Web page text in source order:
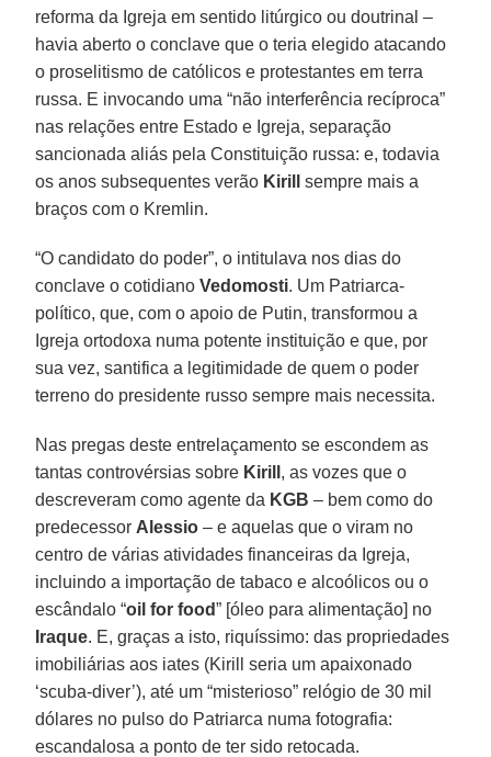
reforma da Igreja em sentido litúrgico ou doutrinal –
havia aberto o conclave que o teria elegido atacando
o proselitismo de católicos e protestantes em terra
russa. E invocando uma “não interferência recíproca”
nas relações entre Estado e Igreja, separação
sancionada aliás pela Constituição russa: e, todavia
os anos subsequentes verão Kirill
sempre mais a
braços com o Kremlin.
“O candidato do poder”, o intitulava nos dias do
conclave o cotidianoVedomosti. Um Patriarca-
político, que, com o apoio de Putin, transformou a
Igreja ortodoxa numa potente instituição e que, por
sua vez, santifica a legitimidade de quem o poder
terreno do presidente russo sempre mais necessita.
Nas pregas deste entrelaçamento se escondem as
tantas controvérsias sobre Kirill , as vozes que o
descreveram como agente da KGB – bem como do
predecessor Alessio – e aquelas que o viram no
centro de várias atividades financeiras da Igreja,
incluindo a importação de tabaco e alcoólicos ou o
escândalo “oil for food” [óleo para alimentação] no
Iraque. E, graças a isto, riquíssimo: das propriedades
imobiliárias aos iates (Kirill seria um apaixonado
‘scuba-diver’), até um “misterioso” relógio de 30 mil
dólares no pulso do Patriarca numa fotografia:
escandalosa a ponto de ter sido retocada.